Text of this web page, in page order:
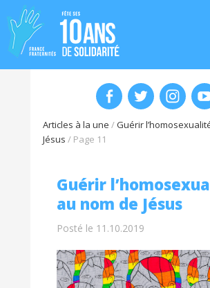
Articles à la une /Guérir
Jésus / Page 11
Guérir
au nom de Jésus
Posté le 11.10.2019